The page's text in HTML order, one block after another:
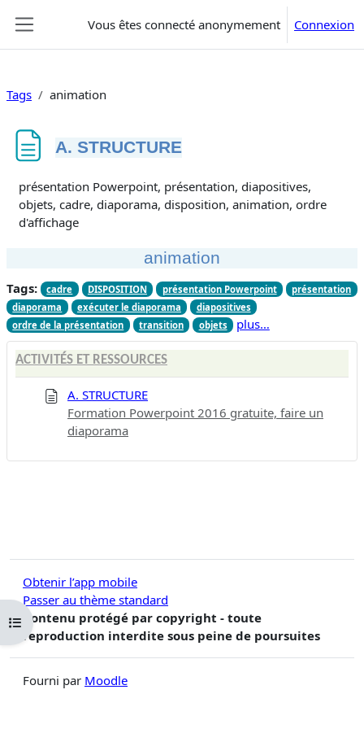
Vous êtes connecté anonymement Connexion
Ouvrir l’index du cours
Tags animation
A. STRUCTURE
Conditions d’achèvement
présentation Powerpoint, présentation, diapositives,
objets, cadre, diaporama, disposition, animation, ordre
d'affichage
animation
Tags: cadre DISPOSITION présentation Powerpoint
présentation
diaporama
exécuter le diaporama
diapositives
ordre de la présentation
transition objets plus…
ACTIVITÉS ET RESSOURCES
A. STRUCTURE
Formation Powerpoint 2016 gratuite, faire un
diaporama
Obtenir l’app mobile
Passer au thème standard
Contenu protégé par copyright - toute
reproduction interdite sous peine de poursuites
Fourni par Moodle